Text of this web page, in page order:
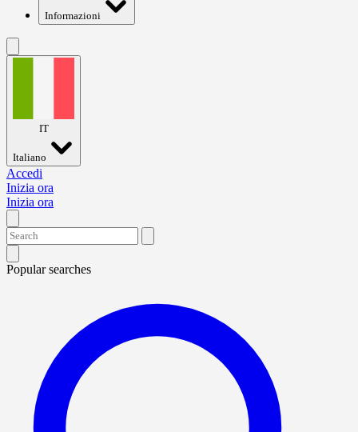
Informazioni
IT
Italiano
Accedi
Inizia ora
Inizia ora
Popular searches